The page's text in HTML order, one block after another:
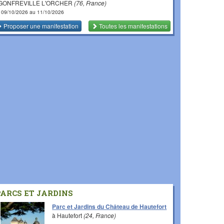
L'ORCHER (76, France)
09/10/2026 au 11/10/2026
Proposer une manifestation Toutes les manifestations
ET JARDINS
Parc et Jardins du Château de Hautefort
à Hautefort(24, France)